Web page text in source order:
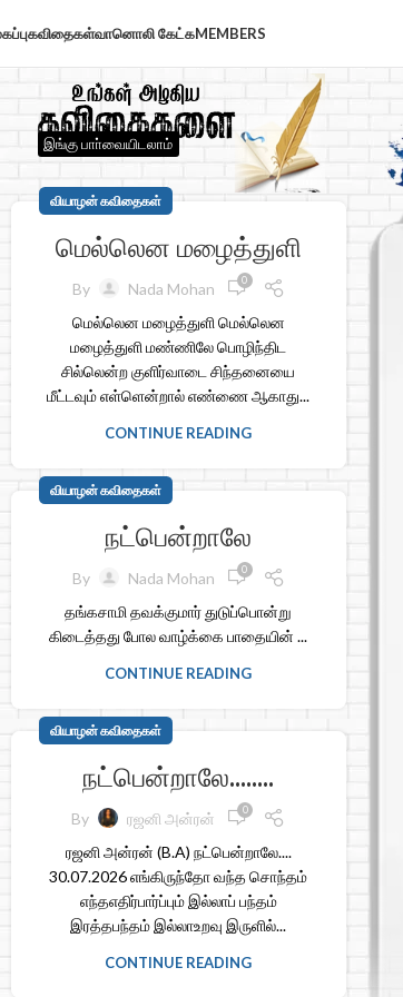
கவிதைகள்வானொலி கேட்கMEMBERS
இங்கு பாா்வையிடலாம்
வியாழன் கவிதைகள்
மெல்லென மழைத்துளி
By Nada Mohan 0
மெல்லென மழைத்துளி மெல்லென
மழைத்துளி மண்ணிலே பொழிந்திட
சில்லென்ற குளிர்வாடை சிந்தனையை
மீட்டவும் எள்ளென்றால் எண்ணை ஆகாது...
CONTINUE READING
வியாழன் கவிதைகள்
நட்பென்றாலே
By Nada Mohan 0
தங்கசாமி தவக்குமார் துடுப்பொன்று
கிடைத்தது போல வாழ்க்கை பாதையின் ...
CONTINUE READING
வியாழன் கவிதைகள்
நட்பென்றாலே……..
By ரஜனி அன்ரன் 0
ரஜனி அன்ரன் (B.A) நட்பென்றாலே....
30.07.2026 எங்கிருந்தோ வந்த சொந்தம்
எந்தஎதிர்பார்ப்பும் இல்லாப் பந்தம்
இரத்தபந்தம் இல்லாஉறவு இருளில்...
CONTINUE READING